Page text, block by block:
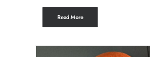
Read More